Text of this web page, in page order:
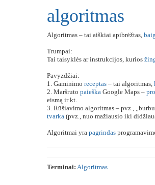
algoritmas
Algoritmas – tai aiškiai apibrėžtas,
Trumpai:
Tai taisyklės ar instrukcijos, kurios
Pavyzdžiai:
1. Gaminimo receptas – tai algoritmas,
2. Maršruto paieška Google Maps –
eismą ir kt.
3. Rūšiavimo algoritmas – pvz.,
tvarka (pvz., nuo mažiausio iki
Algoritmai yra pagrindas
Terminai: Algoritmas